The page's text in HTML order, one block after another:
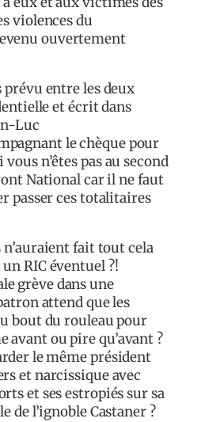
violences du
ouvertement
prévu entre les deux
et écrit dans
Luc
le chèque pour
n’êtes pas au second
National car il ne faut
passer ces totalitaires
n’auraient fait tout cela
RIC éventuel ?!
grève dans une
attend que les
bout du rouleau pour
avant ou pire qu’avant ?
le même président
et narcissique avec
et ses estropiés sur sa
de l’ignoble Castaner ?